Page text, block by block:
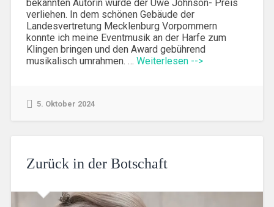
bekannten Autorin wurde der Uwe Johnson- Preis
verliehen. In dem schönen Gebäude der
Landesvertretung Mecklenburg Vorpommern
konnte ich meine Eventmusik an der Harfe zum
Klingen bringen und den Award gebührend
musikalisch umrahmen. … Weiterlesen -->
5. Oktober 2024
Zurück in der Botschaft